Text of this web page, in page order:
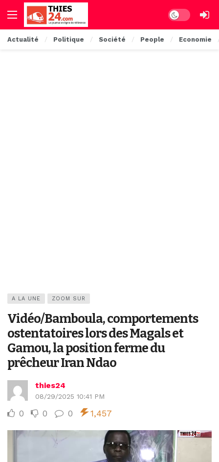
Dark mode
Actualité Politique Société People Economie
A LA UNE ZOOM SUR
Vidéo/Bamboula, comportements
ostentatoires lors des Magals et
Gamou, la position ferme du
prêcheur Iran Ndao
thies24
08/29/2025 10:41 PM
0 0 0 1,457